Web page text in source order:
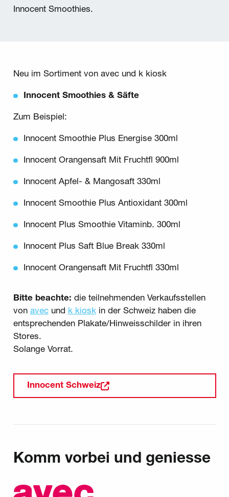
Innocent Smoothies.
Neu im Sortiment von avec und k kiosk
Innocent Smoothies & Säfte
Zum Beispiel:
Innocent Smoothie Plus Energise 300ml
Innocent Orangensaft Mit Fruchtfl 900ml
Innocent Apfel- & Mangosaft 330ml
Innocent Smoothie Plus Antioxidant 300ml
Innocent Plus Smoothie Vitaminb. 300ml
Innocent Plus Saft Blue Break 330ml
Innocent Orangensaft Mit Fruchtfl 330ml
Bitte beachte: die teilnehmenden Verkaufsstellen
von avecund k kioskin der Schweiz haben die
entsprechenden Plakate/Hinweisschilder in ihren
Stores.
Solange Vorrat.
Innocent Schweiz
Komm vorbei und geniesse